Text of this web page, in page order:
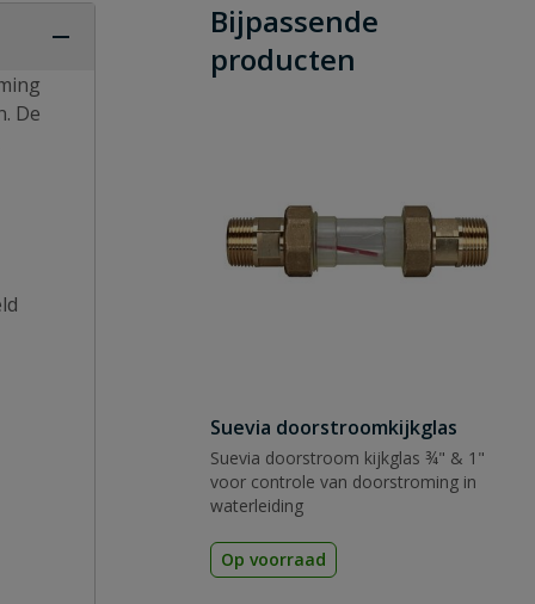
De
Bijpassende
producten
Suevia doorstroomkijkglas
Suevia doorstroom kijkglas ¾" & 1"
voor controle van doorstroming in
waterleiding
Op voorraad